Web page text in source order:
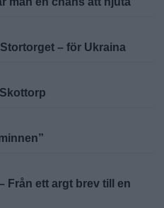
– för Ukraina
Från ett argt brev till en